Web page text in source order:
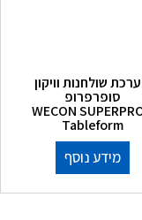
שולחנות וויקון
סופרפרופ
WECON
Tableform
מידע נוסף